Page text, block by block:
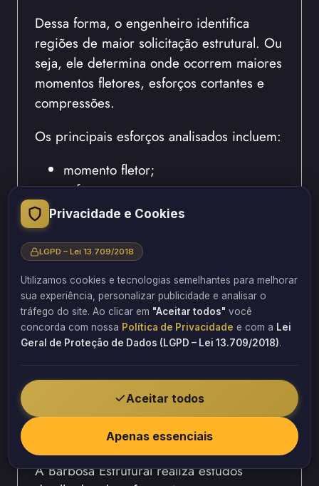
Dessa forma, o engenheiro identifica
regiões de maior solicitação estrutural. Ou
seja, ele determina onde ocorrem maiores
momentos fletores, esforços cortantes e
compressões.
Os principais esforços analisados incluem:
momento fletor;
esforço cortante;
esforço normal;
deformações excessivas;
Além disso, a análise permite otimizar o
uso da fibra de carbono.
Consequentemente, o reforço se torna
Assim, o material é aplicado apenas onde
realmente é necessário, garantindo
desempenho estrutural adequado.
A Barbosa Estrutural realiza estudos
Privacidade e Cookies
LGPD – Lei 13.709/2018
Utilizamos cookies e tecnologias semelhantes para melhorar
sua experiência, personalizar publicidade e analisar o
tráfego do site. Ao clicar em "Aceitar todos" você
concorda com nossa Política de Privacidade e com a Lei
Geral de Proteção de Dados (LGPD – Lei 13.709/2018).
Aceitar todos
Apenas essenciais